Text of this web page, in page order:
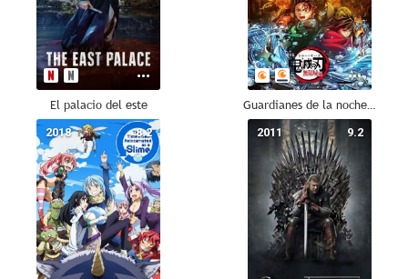
El palacio del este Guardianes de la noche: Kimetsu no Yaiba - La fortaleza infinita
8.2
2018 9.2
2011